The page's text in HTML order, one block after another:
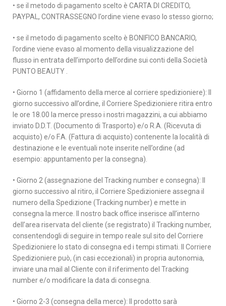
• se il metodo di pagamento scelto è CARTA DI CREDITO,
PAYPAL, CONTRASSEGNO l’ordine viene evaso lo stesso giorno;
• se il metodo di pagamento scelto è BONIFICO BANCARIO,
l’ordine viene evaso al momento della visualizzazione del
flusso in entrata dell’importo dell’ordine sui conti della Società
PUNTO BEAUTY .
• Giorno 1 (affidamento della merce al corriere spedizioniere): Il
giorno successivo all’ordine, il Corriere Spedizioniere ritira entro
le ore 18.00 la merce presso i nostri magazzini, a cui abbiamo
inviato D.D.T. (Documento di Trasporto) e/o R.A. (Ricevuta di
acquisto) e/o F.A. (Fattura di acquisto) contenente la località di
destinazione e le eventuali note inserite nell’ordine (ad
esempio: appuntamento per la consegna).
• Giorno 2 (assegnazione del Tracking number e consegna): Il
giorno successivo al ritiro, il Corriere Spedizioniere assegna il
numero della Spedizione (Tracking number) e mette in
consegna la merce. Il nostro back office inserisce all’interno
dell’area riservata del cliente (se registrato) il Tracking number,
consentendogli di seguire in tempo reale sul sito del Corriere
Spedizioniere lo stato di consegna ed i tempi stimati. Il Corriere
Spedizioniere può, (in casi eccezionali) in propria autonomia,
inviare una mail al Cliente con il riferimento del Tracking
number e/o modificare la data di consegna.
• Giorno 2-3 (consegna della merce): Il prodotto sarà